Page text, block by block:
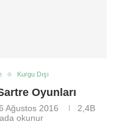
Kurgu Dışı
Oyunları
Ağustos 2016
2,4B
okunur